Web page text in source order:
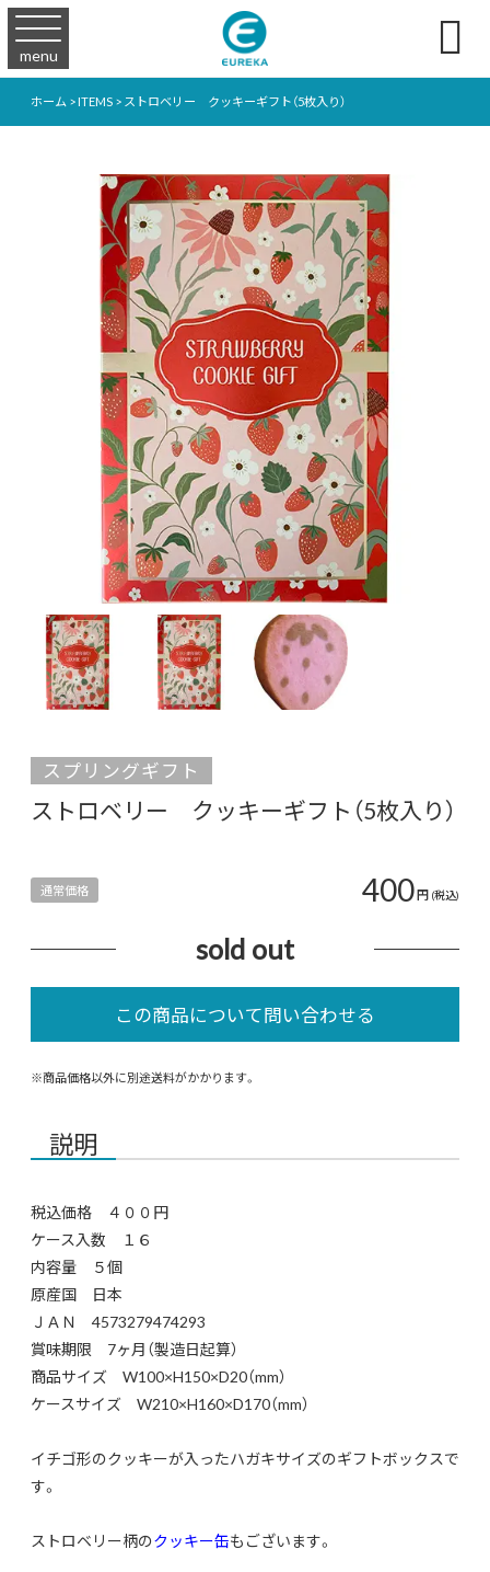
menu 
ホーム>ITEMS>ストロベリー クッキーギフト（5枚入り）
スプリングギフト
ストロベリー クッキーギフト（5枚入り）
通常価格 400円 (税込)
sold out
※商品価格以外に別途送料がかかります。
説明
税込価格 ４００円
ケース入数 １６
内容量 ５個
原産国 日本
ＪＡＮ 4573279474293
賞味期限 7ヶ月（製造日起算）
商品サイズ W100×H150×D20（mm）
ケースサイズ W210×H160×D170（mm）
イチゴ形のクッキーが入ったハガキサイズのギフトボックスで
す。
ストロベリー柄のクッキー缶もございます。